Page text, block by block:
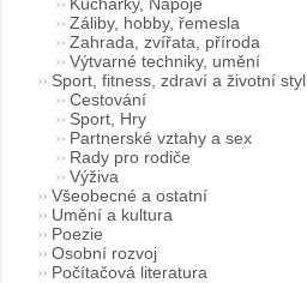
Záliby, hobby, řemesla
Zahrada, zvířata, příroda
Výtvarné techniky, umění
Sport, fitness, zdraví a životní styl
Cestování
Sport, Hry
Partnerské vztahy a sex
Rady pro rodiče
Výživa
Všeobecné a ostatní
Umění a kultura
Poezie
Osobní rozvoj
Počítačová literatura